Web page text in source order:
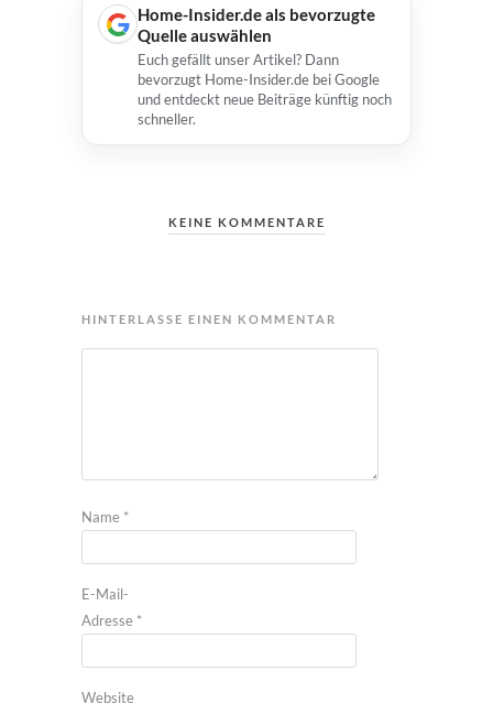
Home-Insider.de als bevorzugte
Quelle auswählen
Euch gefällt unser Artikel? Dann
bevorzugt Home-Insider.de bei Google
und entdeckt neue Beiträge künftig noch
schneller.
KEINE KOMMENTARE
HINTERLASSE EINEN KOMMENTAR
Name *
E-Mail-
Adresse *
Website